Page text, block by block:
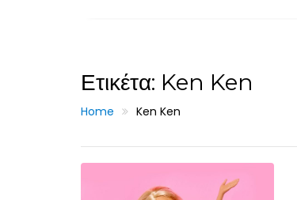
Ετικέτα: Ken Ken
Home Ken Ken